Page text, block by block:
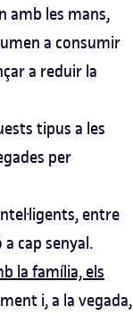
amb les mans,
a consumir
a reduir la
tipus a les
per
entre
cap senyal.
la família, els
i, a la vegada,